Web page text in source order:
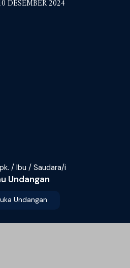
DESEMBER 2024
/ Ibu / Saudara/i
Undangan
Undangan